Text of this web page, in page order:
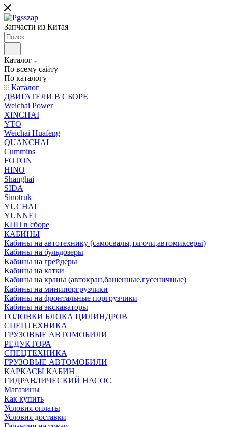
Запчасти из Китая
Каталог
По всему сайту
По каталогу
Каталог
ДВИГАТЕЛИ В СБОРЕ
Weichai Power
XINCHAI
YTO
Weichai Huafeng
QUANCHAI
Cummins
FOTON
HINO
Shanghai
SIDA
Sinotruk
YUCHAI
YUNNEI
КПП в сборе
КАБИНЫ
Кабины на автотехнику (самосвалы,тягочи,автомиксеры)
Кабины на бульдозеры
Кабины на грейдеры
Кабины на катки
Кабины на краны (автокран,башенные,гусеничные)
Кабины на минипоргрузчики
Кабины на фронтальные поргрузчики
Кабины на экскаваторы
ГОЛОВКИ БЛОКА ЦИЛИНДРОВ
СПЕЦТЕХНИКА
ГРУЗОВЫЕ АВТОМОБИЛИ
РЕДУКТОРА
СПЕЦТЕХНИКА
ГРУЗОВЫЕ АВТОМОБИЛИ
КАРКАСЫ КАБИН
ГИДРАВЛИЧЕСКИЙ НАСОС
Магазины
Как купить
Условия оплаты
Условия доставки